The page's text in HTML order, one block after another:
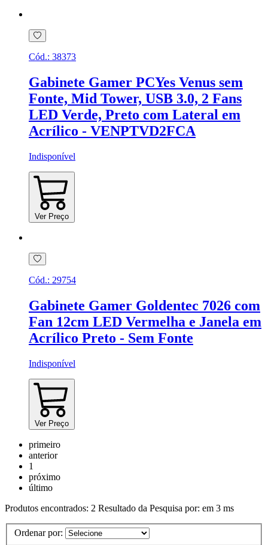
Cód.: 38373
Gabinete Gamer PCYes Venus sem
Fonte, Mid Tower, USB 3.0, 2 Fans
LED Verde, Preto com Lateral em
Acrílico - VENPTVD2FCA
Indisponível
Ver Preço
Cód.: 29754
Gabinete Gamer Goldentec 7026 com
Fan 12cm LED Vermelha e Janela em
Acrílico Preto - Sem Fonte
Indisponível
Ver Preço
primeiro
anterior
1
próximo
último
Produtos encontrados: 2 Resultado da Pesquisa por: em 3 ms
Ordenar por: